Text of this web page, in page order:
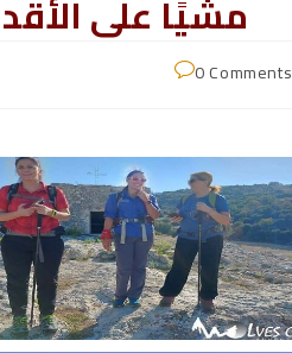
مشيًا على
0 Comments